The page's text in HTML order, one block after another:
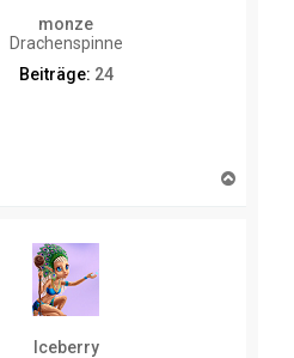
monze
Drachenspinne
Beiträge: 24
Iceberry